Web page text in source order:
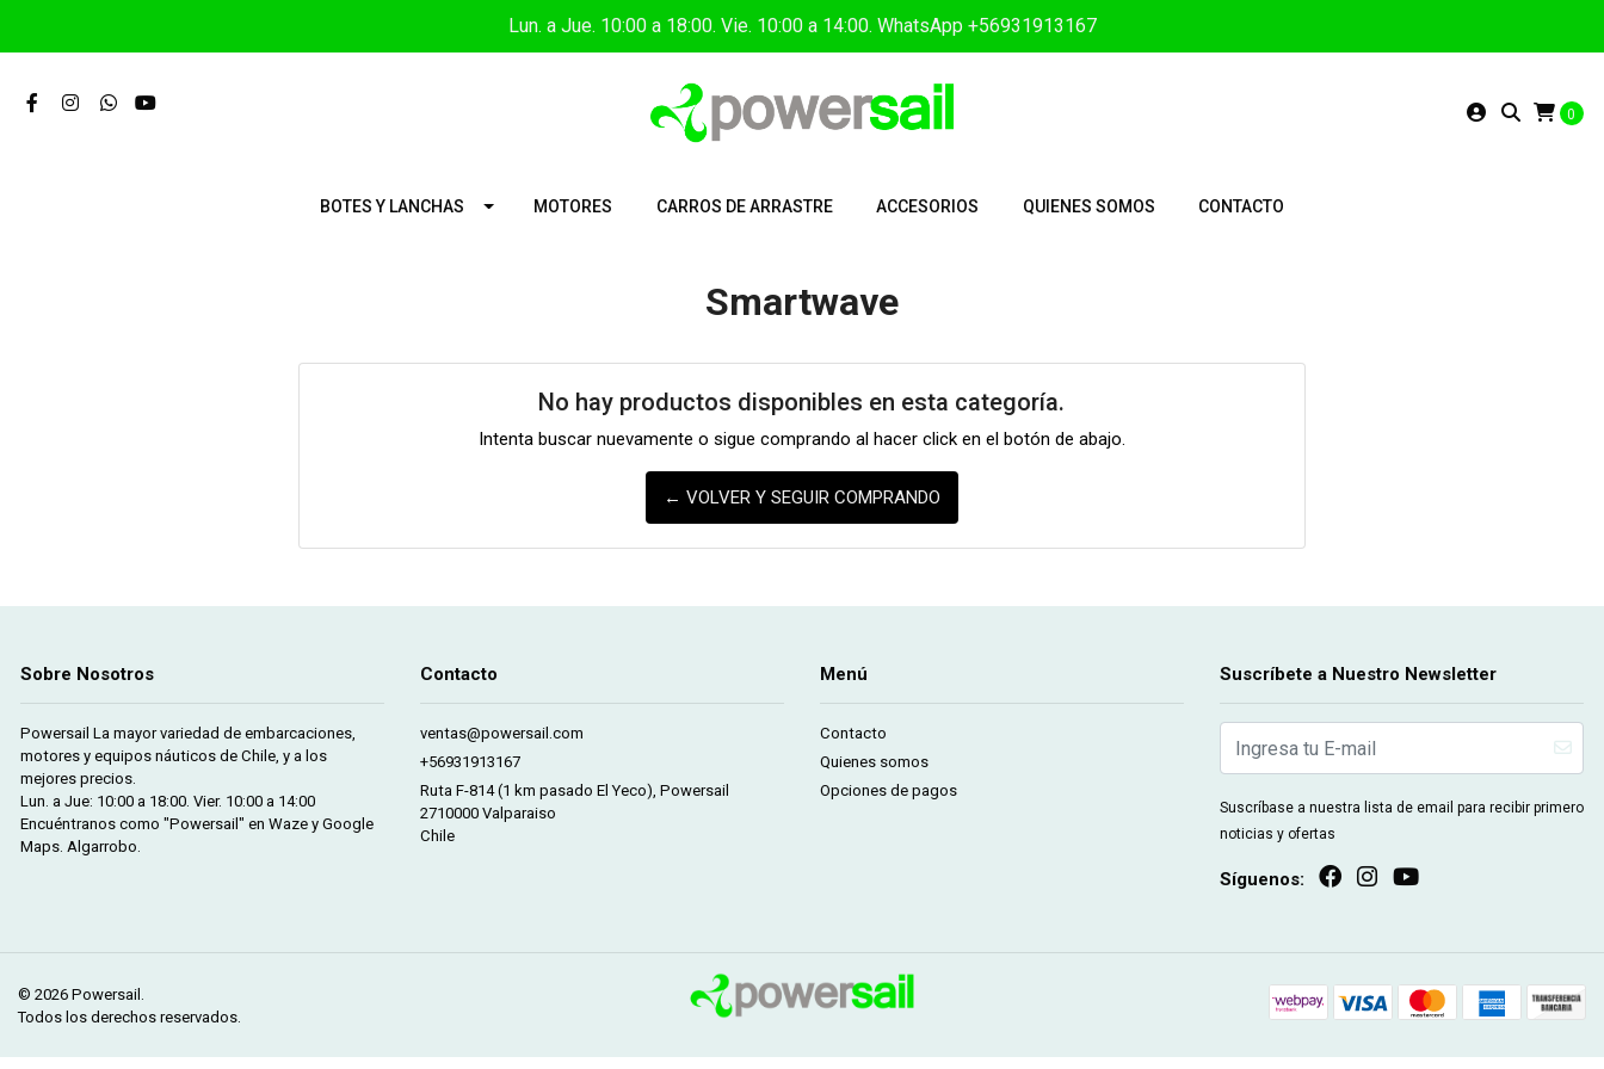
Lun. a Jue. 10:00 a 18:00. Vie. 10:00 a 14:00. WhatsApp +56931913167
0
BOTES Y LANCHAS MOTORES CARROS DE ARRASTRE ACCESORIOS QUIENES SOMOS CONTACTO
Smartwave
No hay productos disponibles en esta categoría.
Intenta buscar nuevamente o sigue comprando al hacer click en el botón de abajo.
← VOLVER Y SEGUIR COMPRANDO
Sobre Nosotros
Powersail La mayor variedad de embarcaciones,
motores y equipos náuticos de Chile, y a los
mejores precios.
Lun. a Jue: 10:00 a 18:00. Vier. 10:00 a 14:00
Encuéntranos como "Powersail" en Waze y Google
Maps. Algarrobo.
Contacto
ventas@powersail.com
+56931913167
Ruta F-814 (1 km pasado El Yeco), Powersail
2710000 Valparaiso
Chile
Menú
Contacto
Quienes somos
Opciones de pagos
Suscríbete a Nuestro Newsletter
Suscríbase a nuestra lista de email para recibir primero
noticias y ofertas
Síguenos:
© 2026 Powersail.
Todos los derechos reservados.